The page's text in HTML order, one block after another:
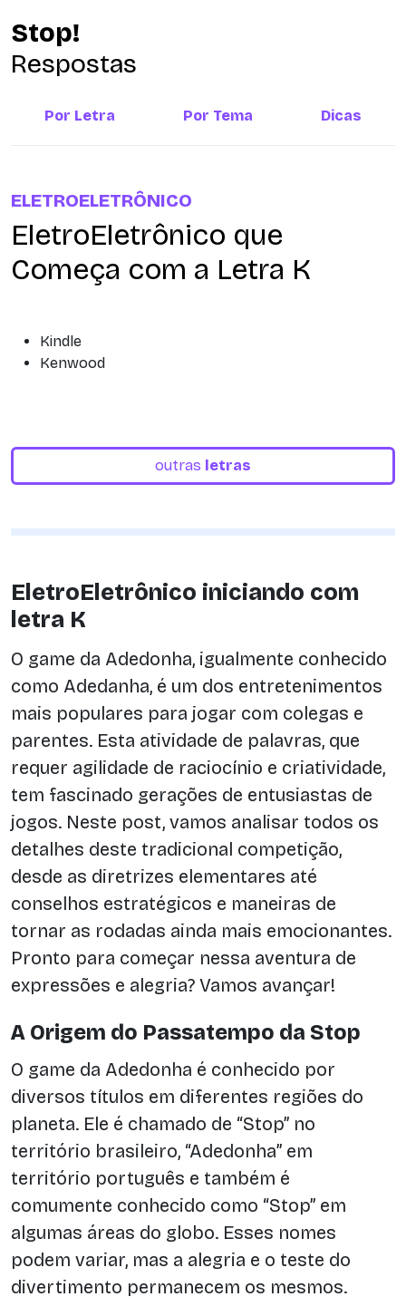
Stop!
Respostas
Por Letra Por Tema Dicas
ELETROELETRÔNICO
EletroEletrônico que
Começa com a Letra K
Kindle
Kenwood
outras letras
EletroEletrônico iniciando com
letra K
O game da Adedonha, igualmente conhecido
como Adedanha, é um dos entretenimentos
mais populares para jogar com colegas e
parentes. Esta atividade de palavras, que
requer agilidade de raciocínio e criatividade,
tem fascinado gerações de entusiastas de
jogos. Neste post, vamos analisar todos os
detalhes deste tradicional competição,
desde as diretrizes elementares até
conselhos estratégicos e maneiras de
tornar as rodadas ainda mais emocionantes.
Pronto para começar nessa aventura de
expressões e alegria? Vamos avançar!
A Origem do Passatempo da Stop
O game da Adedonha é conhecido por
diversos títulos em diferentes regiões do
planeta. Ele é chamado de “Stop” no
território brasileiro, “Adedonha” em
território português e também é
comumente conhecido como “Stop” em
algumas áreas do globo. Esses nomes
podem variar, mas a alegria e o teste do
divertimento permanecem os mesmos.